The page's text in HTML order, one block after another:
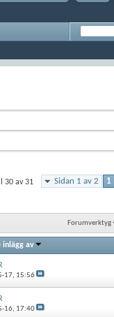
Sidan 1 av 2 1
30 av 31
Forumverktyg
inlägg av
17, 15:56
16, 17:40